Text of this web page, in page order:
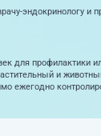
эндокринологу и
для профилактики
и
ежегодно